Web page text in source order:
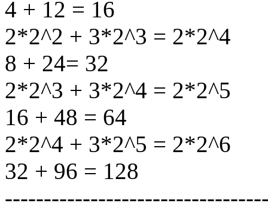
4 + 12 = 16
2*2^2 + 3*2^3 = 2*2^4
8 + 24= 32
2*2^3 + 3*2^4 = 2*2^5
16 + 48 = 64
2*2^4 + 3*2^5 = 2*2^6
32 + 96 = 128